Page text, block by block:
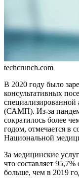
techcrunch.com
В 2020 году было
консультативных
(САМП). Из-за
сократилось более
годом, отмечается в
Национальной
За медицинские
что составляет
больше, чем в 2019